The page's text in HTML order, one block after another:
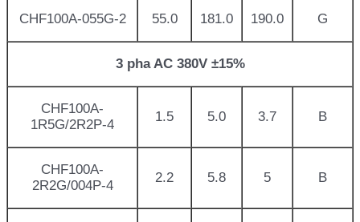
CHF100A-055G-2 55.0 181.0 190.0 G
3 pha AC 380V ±15%
CHF100A-
1R5G/2R2P-4
1.5 5.0 3.7 B
CHF100A-
2R2G/004P-4
2.2 5.8 5 B